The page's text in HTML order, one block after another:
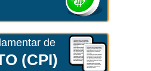
de
(CPI)